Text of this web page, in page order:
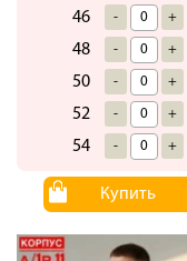
46 - +
48 - +
50 - +
52 - +
54 - +
Купить